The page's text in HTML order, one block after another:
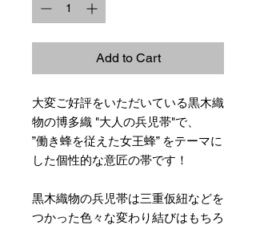
Add to Cart
大変ご好評をいただいている黒木織
物の博多織 "大人の兵児帯"で、
”働き蜂を従えた女王蜂” をテーマに
した個性的な意匠の帯です！
黒木織物の兵児帯は三重仮紐などを
つかった色々な変わり結びはもちろ